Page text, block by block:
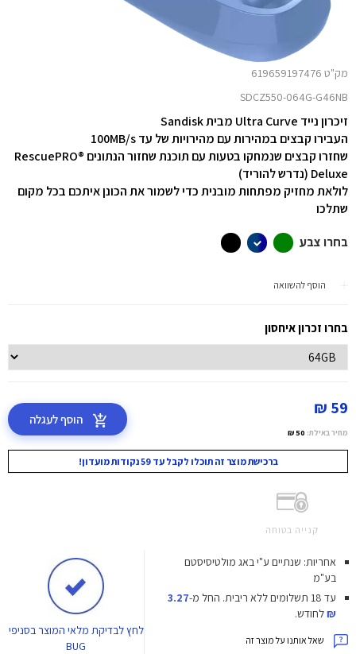
מק"ט 619659197476
SDCZ550-064G-G46NB
זיכרון נייד Ultra Curve מבית Sandisk
העבירו קבצים במהירות עם מהירויות של עד 100MB/s
שחזרו קבצים שנמחקו בטעות עם תוכנת שחזור הנתונים RescuePRO®
Deluxe (נדרש להוריד)
לולאת מחזיק מפתחות מובנית כדי לשמור את הכונן איתכם בכל מקום
שתלכו
בחרו צבע
הוסף להשוואה
בחרו זכרון איחסון
59 ₪
מחיר באילת: 50 ₪
הוסף לעגלה
ברכישת מוצר זה תוכלו לקבל עד 59 נקודות מועדון!
קנייה בטוחה
אחריות: שנתיים ע"י באג מולטיסיסטם
בע"מ
עד 18 תשלומים ללא ריבית.
החל מ-3.27
₪לחודש.
שאל אותנו על מוצר זה
לחץלבדיקת מלאי המוצר בסניפי
BUG